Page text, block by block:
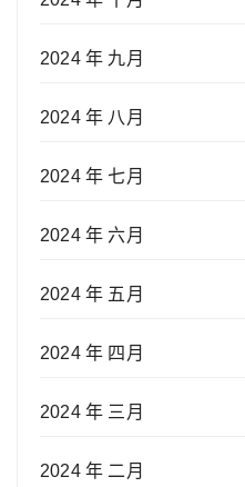
2024 年 九月
2024 年 八月
2024 年 七月
2024 年 六月
2024 年 五月
2024 年 四月
2024 年 三月
2024 年 二月